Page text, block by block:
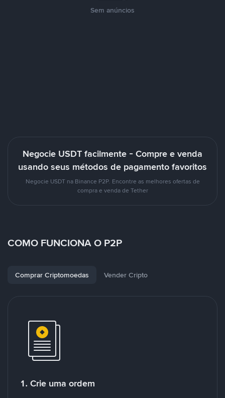
Sem anúncios
Negocie USDT facilmente - Compre e venda
usando seus métodos de pagamento favoritos
Negocie USDT na Binance P2P. Encontre as melhores ofertas de
compra e venda de Tether
COMO FUNCIONA O P2P
Comprar Criptomoedas Vender Cripto
1. Crie uma ordem